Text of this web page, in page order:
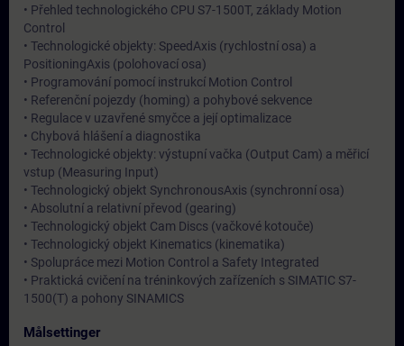
• Přehled technologického CPU S7-1500T, základy Motion
Control
• Technologické objekty: SpeedAxis (rychlostní osa) a
PositioningAxis (polohovací osa)
• Programování pomocí instrukcí Motion Control
• Referenční pojezdy (homing) a pohybové sekvence
• Regulace v uzavřené smyčce a její optimalizace
• Chybová hlášení a diagnostika
• Technologické objekty: výstupní vačka (Output Cam) a měřicí
vstup (Measuring Input)
• Technologický objekt SynchronousAxis (synchronní osa)
• Absolutní a relativní převod (gearing)
• Technologický objekt Cam Discs (vačkové kotouče)
• Technologický objekt Kinematics (kinematika)
• Spolupráce mezi Motion Control a Safety Integrated
• Praktická cvičení na tréninkových zařízeních s SIMATIC S7-
1500(T) a pohony SINAMICS
Målsettinger